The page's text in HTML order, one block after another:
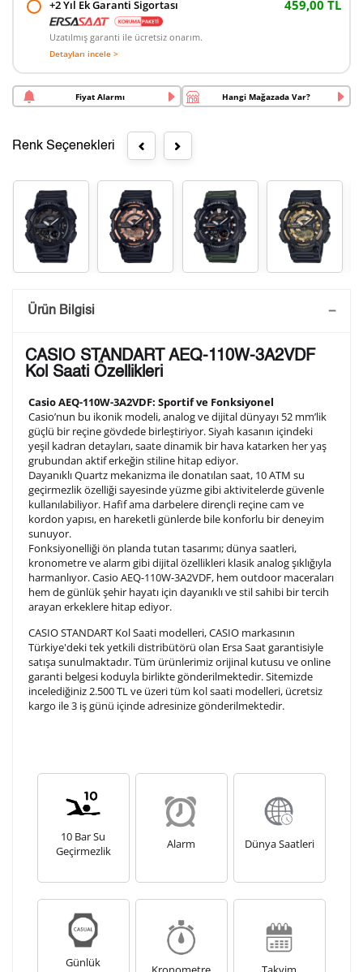
+2 Yıl Ek Garanti Sigortası 459,00 TL
Uzatılmış garanti ile ücretsiz onarım.
Detayları incele >
Fiyat Alarmı Hangi Mağazada Var?
Renk Seçenekleri
Saatini Kişiselleştir
arka kapağına gravür tekniği ile formda belirtmiş
olduğunuz şekilde işlenecektir.
1. Satır
10 / 10
2. Satır
10/ 10
3. Satır
10
Lütfen font seçiniz
Ön İzleme Kişiselleştir Vazgeç
Kişiselleştirilmiş ürünlerin teslim süresi gravür işleme
sebebi ile 1-2 iş günü uzamaktadır. Gravür İşlemi
Ürün Bilgisi
CASIO STANDART AEQ-110W-3A2VDF
Kol Saati Özellikleri
Casio AEQ-110W-3A2VDF: Sportif ve Fonksiyonel
Casio’nun bu ikonik modeli, analog ve dijital dünyayı 52 mm’lik
güçlü bir reçine gövdede birleştiriyor. Siyah kasanın içindeki
yeşil kadran detayları, saate dinamik bir hava katarken her yaş
grubundan aktif erkeğin stiline hitap ediyor.
Dayanıklı Quartz mekanizma ile donatılan saat, 10 ATM su
geçirmezlik özelliği sayesinde yüzme gibi aktivitelerde güvenle
kullanılabiliyor. Hafif ama darbelere dirençli reçine cam ve
kordon yapısı, en hareketli günlerde bile konforlu bir deneyim
sunuyor.
Fonksiyonelliği ön planda tutan tasarımı; dünya saatleri,
kronometre ve alarm gibi dijital özellikleri klasik analog şıklığıyla
harmanlıyor. Casio AEQ-110W-3A2VDF, hem outdoor maceraları
hem de günlük şehir hayatı için dayanıklı ve stil sahibi bir tercih
arayan erkeklere hitap ediyor.
CASIO STANDART Kol Saati modelleri, CASIO markasının
Türkiye'deki tek yetkili distribütörü olan Ersa Saat garantisiyle
satışa sunulmaktadır. Tüm ürünlerimiz orijinal kutusu ve online
garanti belgesi koduyla birlikte gönderilmektedir. Sitemizde
incelediğiniz 2.500 TL ve üzeri tüm kol saati modelleri, ücretsiz
kargo ile 3 iş günü içinde adresinize gönderilmektedir.
10 Bar Su
Geçirmezlik
Alarm Dünya Saatleri
Günlük